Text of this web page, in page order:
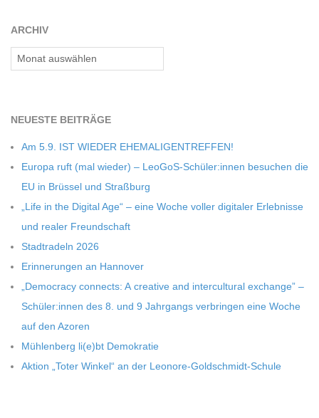
-
S
H
U
L
E
ARCHIV
Archiv
NEU­ESTE BEITRÄGE
Am 5.9. IST WIEDER EHEMALIGENTREFFEN!
Europa ruft (mal wie­der) – LeoGoS-Schüler:innen besu­chen die
EU in Brüs­sel und Straßburg
„Life in the Digi­tal Age“ – eine Woche vol­ler digi­ta­ler Erleb­nisse
und rea­ler Freundschaft
Stadt­ra­deln 2026
Erin­ne­run­gen an Hannover
„Demo­cracy con­nects: A crea­tive and inter­cul­tu­ral exch­ange” –
Schüler:innen des 8. und 9 Jahr­gangs ver­brin­gen eine Woche
auf den Azoren
Müh­len­berg li(e)bt Demokratie
Aktion „Toter Win­kel“ an der Leonore-Goldschmidt-Schule